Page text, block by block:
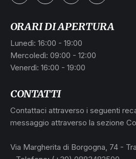
CONTATTI
Contattaci attraverso i seguenti
messaggio attraverso la sezione
Via Margherita di Borgogna, 74 -
ORARI DI APERTURA
Lunedì: 16:00 - 19:00
Mercoledì: 09:00 - 12:00
Venerdì: 16:00 - 19:00